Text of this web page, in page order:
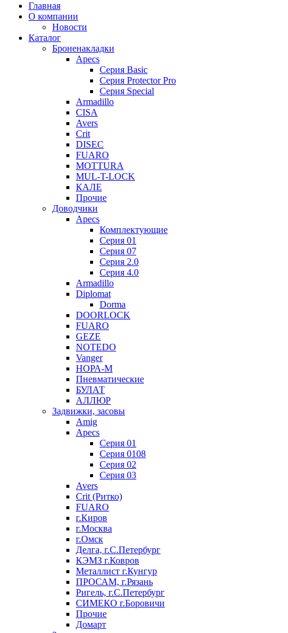
Главная
О компании
Новости
Каталог
Броненакладки
Apecs
Серия Basic
Серия Protector Pro
Серия Special
Armadillo
CISA
Avers
Crit
DISEC
FUARO
MOTTURA
MUL-T-LOCK
КАЛЕ
Прочие
Доводчики
Apecs
Комплектующие
Серия 01
Серия 07
Серия 2.0
Серия 4.0
Armadillo
Diplomat
Dorma
DOORLOCK
FUARO
GEZE
NOTEDO
Vanger
НОРА-М
Пневматические
БУЛАТ
АЛЛЮР
Задвижки, засовы
Amig
Apecs
Серия 01
Серия 0108
Серия 02
Серия 03
Avers
Crit (Ритко)
FUARO
г.Киров
г.Москва
г.Омск
Делга, г.С.Петербург
КЭМЗ г.Ковров
Металлист г.Кунгур
ПРОСАМ, г.Рязань
Ригель, г.С.Петербург
СИМЕКО г.Боровичи
Прочие
Домарт